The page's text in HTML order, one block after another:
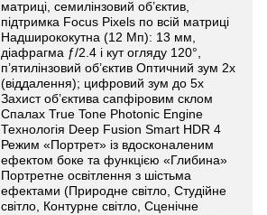
матриці, семилінзовий об’єктив,
підтримка Focus Pixels по всій матриці
Надширококутна (12 Мп): 13 мм,
діафрагма ƒ/2.4 і кут огляду 120°,
п’ятилінзовий об’єктив Оптичний зум 2х
(віддалення); цифровий зум до 5х
Захист об’єктива сапфіровим склом
Спалах True Tone Photonic Engine
Технологія Deep Fusion Smart HDR 4
Режим «Портрет» із вдосконаленим
ефектом боке та функцією «Глибина»
Портретне освітлення з шістьма
ефектами (Природне світло, Студійне
світло, Контурне світло, Сценічне